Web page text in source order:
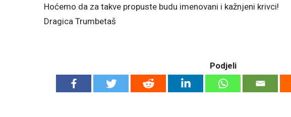
Hoćemo da za takve propuste budu imenovani i kažnjeni krivci!
Dragica Trumbetaš
Podjeli